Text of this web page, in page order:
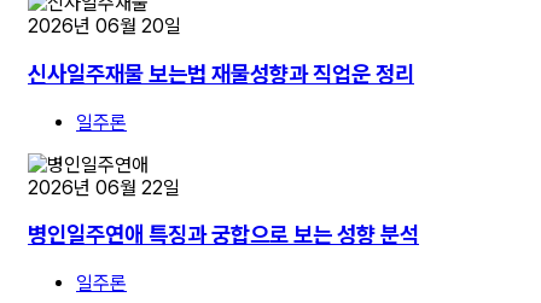
2026년 06월 20일
신사일주재물 보는법 재물성향과 직업운 정리
일주론
2026년 06월 22일
병인일주연애 특징과 궁합으로 보는 성향 분석
일주론